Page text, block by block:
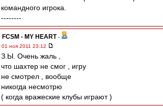
командного игрока.
--------
FCSM - MY HEART -
01 ноя 2011 23:12
З.Ы. Очень жаль ,
что шахтер не смог , игру
не смотрел , вообще
никогда несмотрю
( когда вражеские клубы играют )